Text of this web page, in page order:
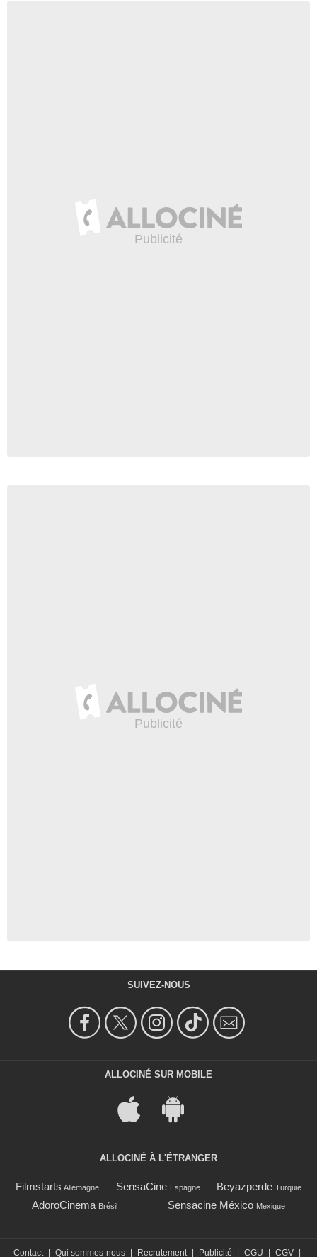
SUIVEZ-NOUS
ALLOCINÉ SUR MOBILE
ALLOCINÉ À L'ÉTRANGER
Filmstarts Allemagne SensaCine Espagne Beyazperde Turquie
AdoroCinema Brésil Sensacine México Mexique
Contact Qui sommes-nous Recrutement Publicité CGU CGV